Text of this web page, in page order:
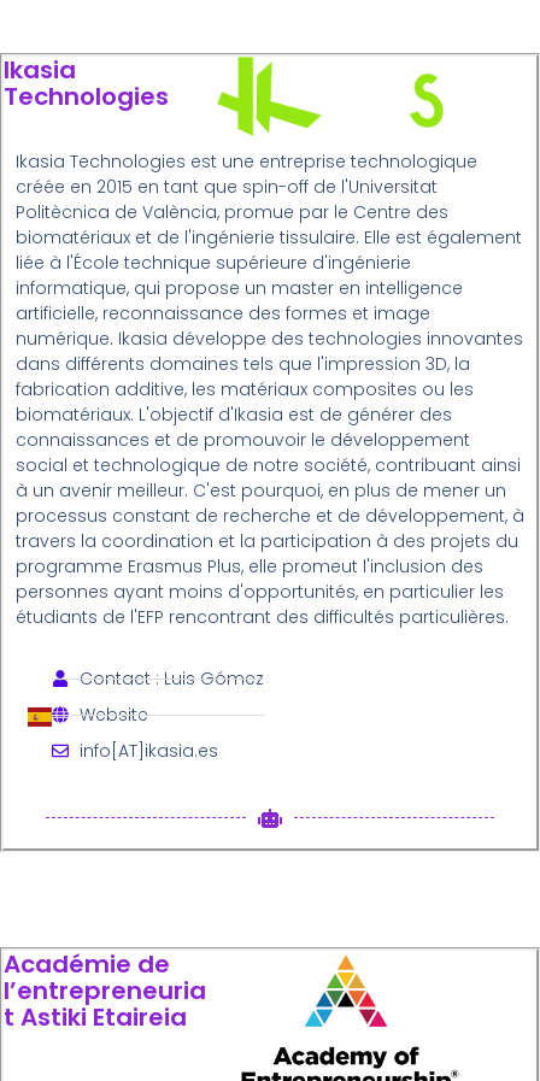
Ikasia
Technologies
Ikasia Technologies est une entreprise technologique
créée en 2015 en tant que spin-off de l'Universitat
Politècnica de València, promue par le Centre des
biomatériaux et de l'ingénierie tissulaire. Elle est également
liée à l'École technique supérieure d'ingénierie
informatique, qui propose un master en intelligence
artificielle, reconnaissance des formes et image
numérique. Ikasia développe des technologies innovantes
dans différents domaines tels que l'impression 3D, la
fabrication additive, les matériaux composites ou les
biomatériaux. L'objectif d'Ikasia est de générer des
connaissances et de promouvoir le développement
social et technologique de notre société, contribuant ainsi
à un avenir meilleur. C'est pourquoi, en plus de mener un
processus constant de recherche et de développement, à
travers la coordination et la participation à des projets du
programme Erasmus Plus, elle promeut l'inclusion des
personnes ayant moins d'opportunités, en particulier les
étudiants de l'EFP rencontrant des difficultés particulières.
Contact : Luis Gómez
Website
info[AT]ikasia.es
Académie de
l’entrepreneuria
t Astiki Etaireia